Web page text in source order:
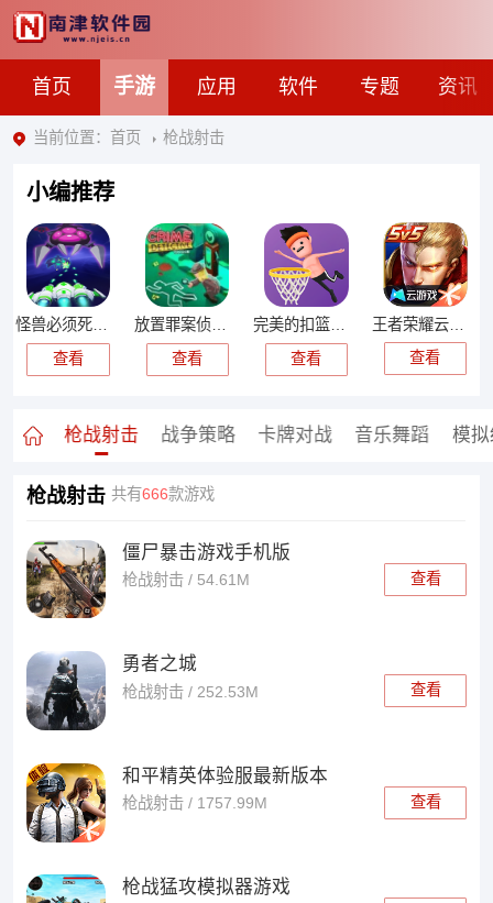
首页 手游 应用 软件 专题 资讯
当前位置： 首页 枪战射击
小编推荐
怪兽必须死游戏
查看
放置罪案侦探大亨
查看
完美的扣篮手机版
查看
查看
智 枪战射击 战争策略 卡牌对战 音乐舞蹈 模
枪战射击 共有666款游戏
僵尸暴击游戏手机版
枪战射击 / 54.61M 查看
勇者之城
枪战射击 / 252.53M 查看
和平精英体验服最新版本
枪战射击 / 1757.99M 查看
枪战猛攻模拟器游戏